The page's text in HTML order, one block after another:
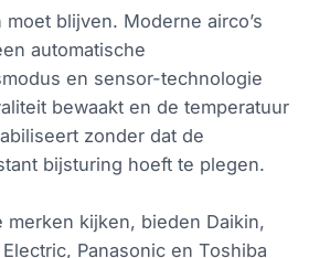
blijven. Moderne airco’s
automatische
en sensor-technologie
bewaakt en de temperatuur
zonder dat de
bijsturing hoeft te plegen.
merken kijken, bieden Daikin,
Panasonic en Toshiba